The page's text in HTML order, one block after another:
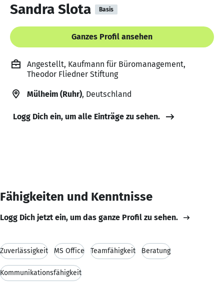
Sandra Slota Basis
Ganzes Profil ansehen
Angestellt, Kaufmann für Büromanagement,
Theodor Fliedner Stiftung
Mülheim (Ruhr), Deutschland
Logg Dich ein, um alle Einträge zu sehen.
Fähigkeiten und Kenntnisse
Logg Dich jetzt ein, um das ganze Profil zu sehen.
Zuverlässigkeit MS Office Teamfähigkeit Beratung
Kommunikationsfähigkeit